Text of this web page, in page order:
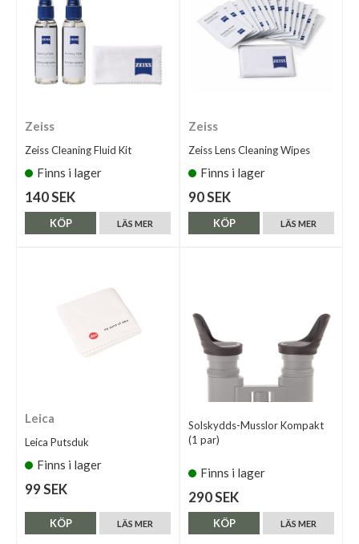
Zeiss
Zeiss Cleaning Fluid Kit
Finns i lager
140 SEK
LÄS MER
KÖP
Zeiss
Zeiss Lens Cleaning Wipes
Finns i lager
90 SEK
LÄS MER
KÖP
Leica
Leica Putsduk
Finns i lager
99 SEK
LÄS MER
KÖP
Solskydds-Musslor Kompakt
(1 par)
Finns i lager
290 SEK
LÄS MER
KÖP